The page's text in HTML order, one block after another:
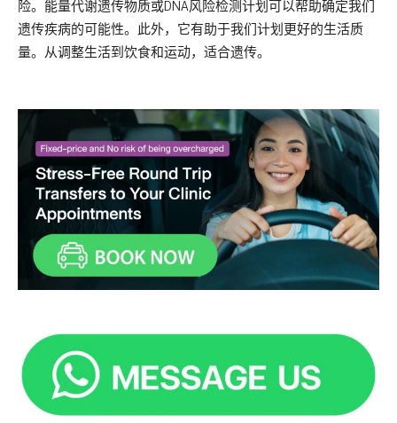
险。能量代谢遗传物质或DNA风险检测计划可以帮助确定我们
遗传疾病的可能性。此外，它有助于我们计划更好的生活质
量。从调整生活到饮食和运动，适合遗传。